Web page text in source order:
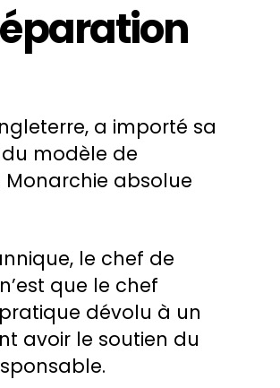
a importé sa
modèle de
absolue
le chef de
que le chef
dévolu à un
avoir le soutien du